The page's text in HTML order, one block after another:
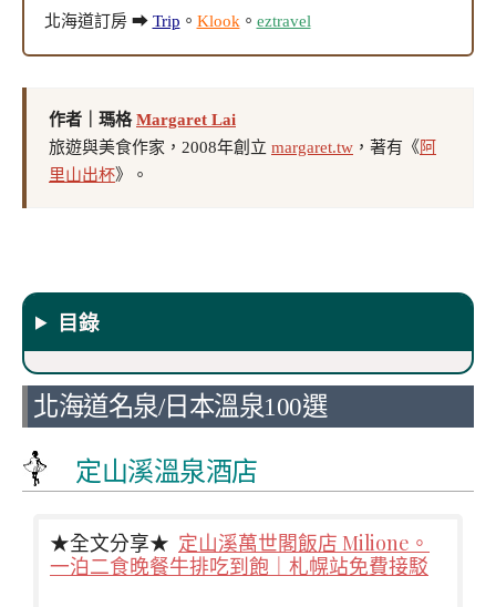
北海道訂房 ➡ Trip 。 Klook 。 eztravel
作者｜瑪格Margaret Lai
旅遊與美食作家，2008年創立 margaret.tw ，著有《阿
里山出杯》。
目錄
北海道名泉/日本溫泉100選
定山溪溫泉酒店
★全文分享★ 定山溪萬世閣飯店 Milione。
一泊二食晚餐牛排吃到飽｜札幌站免費接駁